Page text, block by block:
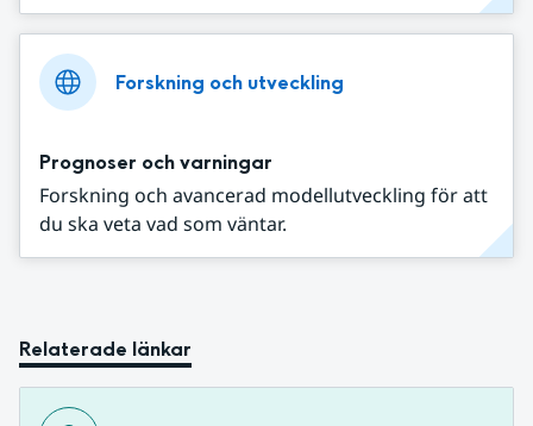
Forskning och utveckling
Prognoser och varningar
Forskning och avancerad modellutveckling för att
du ska veta vad som väntar.
Relaterade länkar